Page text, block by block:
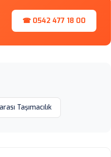
☎ 0542 477 18 00
Taşımacılık